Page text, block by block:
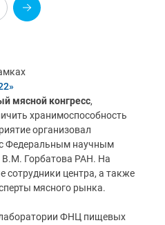
мясной конгресс,
хранимоспособность
организовал
с Федеральным научным
Горбатова РАН. На
сотрудники центра, а также
мясного рынка.
ФНЦ пищевых